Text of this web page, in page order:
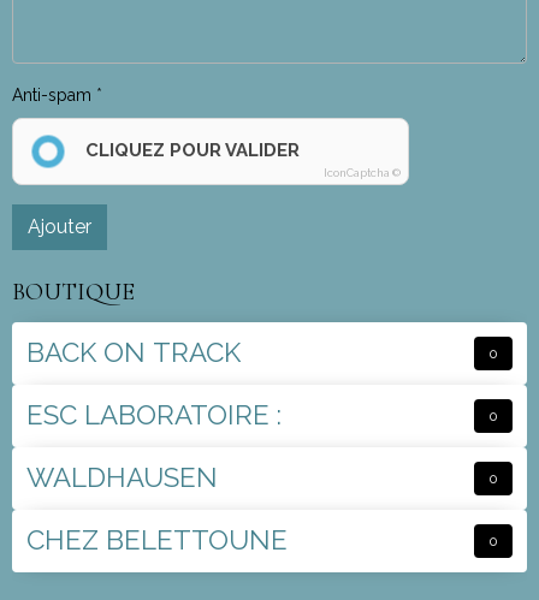
Anti-spam
CLIQUEZ POUR VALIDER
IconCaptcha ©
Ajouter
BOUTIQUE
BACK ON TRACK 0
ESC LABORATOIRE : 0
WALDHAUSEN 0
CHEZ BELETTOUNE 0